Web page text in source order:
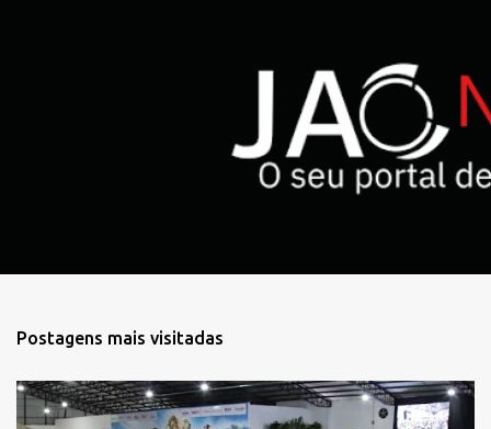
Postagens mais visitadas